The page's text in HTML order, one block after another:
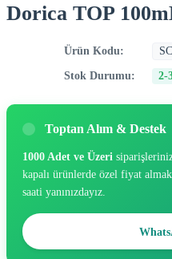
Dorica TOP
Ürün Kodu:
Stok Durumu: 2-
Toptan Alım & Destek
1000 Adet ve Üzeri
kapalı ürünlerde özel fiyat
saati yanınızdayız.